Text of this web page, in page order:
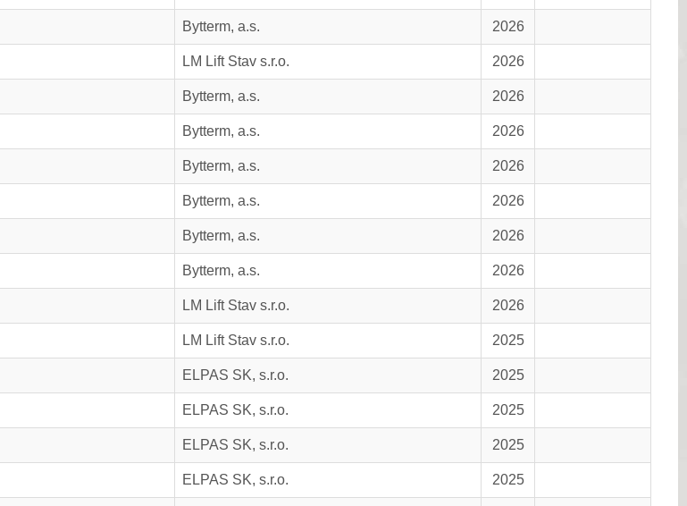
Bytterm, a.s. 2026
LM Lift Stav s.r.o. 2026
Bytterm, a.s. 2026
Bytterm, a.s. 2026
Bytterm, a.s. 2026
Bytterm, a.s. 2026
Bytterm, a.s. 2026
Bytterm, a.s. 2026
LM Lift Stav s.r.o. 2026
LM Lift Stav s.r.o. 2025
ELPAS SK, s.r.o. 2025
ELPAS SK, s.r.o. 2025
ELPAS SK, s.r.o. 2025
ELPAS SK, s.r.o. 2025